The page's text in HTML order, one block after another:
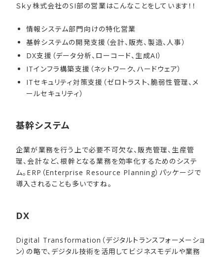
Ｓｋｙ株式会社のSI部の営業はこんなことをしています！！
情報システム部門向けの特化営業
基幹システムの開発支援（会計、販売、製造、人事）
DX支援（データ分析、ローコード、生成AI）
ITインフラ構築支援（ネットワーク、ハードウェア）
ITセキュリティ対策支援（ゼロトラスト、脆弱性管理、メ
ールセキュリティ）
基幹システム
企業が業務を行う上で必要不可欠な、販売管理、生産管
理、会計など、根幹となる業務を効率化するためのシステ
ム。ERP（Enterprise Resource Planning）パッケージで
導入されることも多いですね。
DX
Digital Transformation（デジタルトランスフォーメーショ
ン）の略で、デジタル技術を活用してビジネスモデルや業務